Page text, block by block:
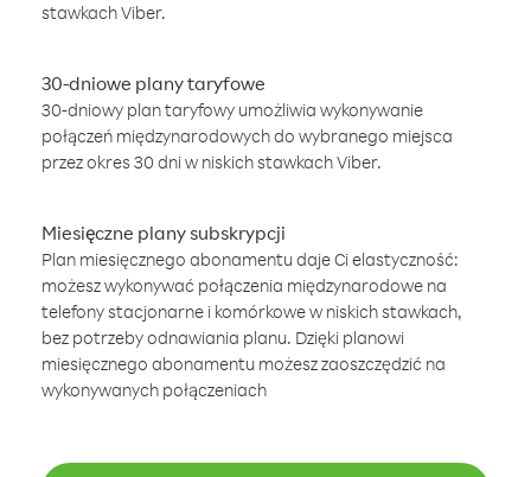
stawkach Viber.
30-dniowe plany taryfowe
30-dniowy plan taryfowy umożliwia wykonywanie
połączeń międzynarodowych do wybranego miejsca
przez okres 30 dni w niskich stawkach Viber.
Miesięczne plany subskrypcji
Plan miesięcznego abonamentu daje Ci elastyczność:
możesz wykonywać połączenia międzynarodowe na
telefony stacjonarne i komórkowe w niskich stawkach,
bez potrzeby odnawiania planu. Dzięki planowi
miesięcznego abonamentu możesz zaoszczędzić na
wykonywanych połączeniach